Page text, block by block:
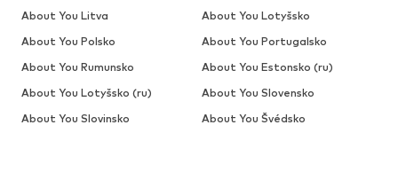
About You Litva
About You Lotyšsko
About You Polsko
About You Portugalsko
About You Rumunsko
About You Estonsko (ru)
About You Lotyšsko (ru)
About You Slovensko
About You Slovinsko
About You Švédsko